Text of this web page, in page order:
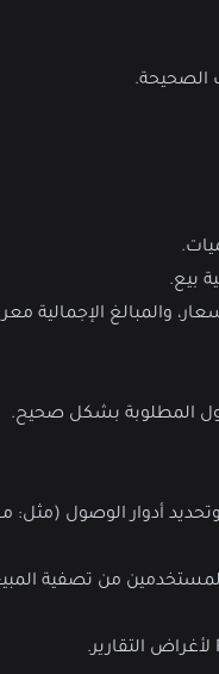
الصحيحة.
بيع.
والمبالغ
المطلوبة بشكل صحيح.
أدوار الوصول
من تصفية